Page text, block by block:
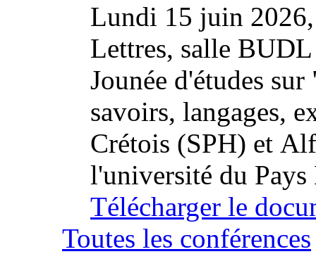
Lundi 15 juin
Lettres, salle
Jounée d'études
savoirs, langages,
Crétois (SPH) et
l'université du Pays
Télécharger le
Toutes les conférences